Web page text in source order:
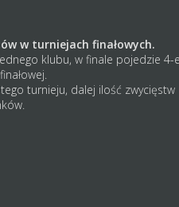
w turniejach finałowych.
klubu, w finale pojedzie
turnieju, dalej ilość